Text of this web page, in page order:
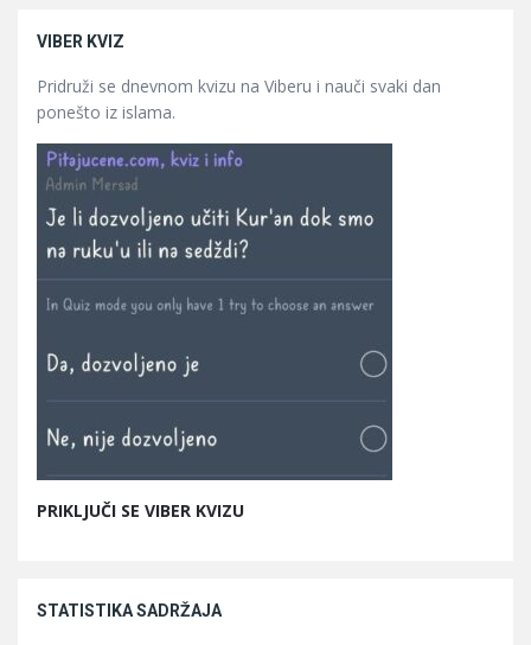
VIBER KVIZ
Pridruži se dnevnom kvizu na Viberu i nauči svaki dan
ponešto iz islama.
PRIKLJUČI SE VIBER KVIZU
STATISTIKA SADRŽAJA